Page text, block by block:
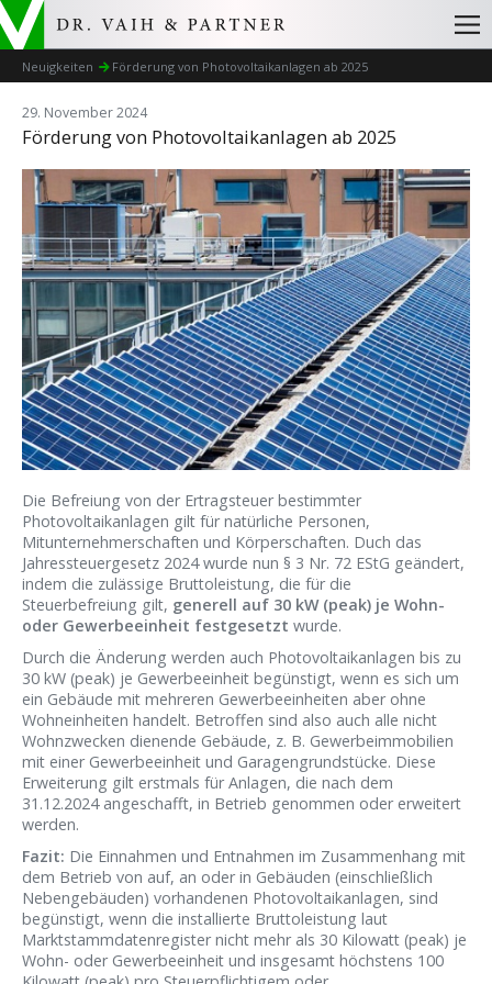
Neuigkeiten Förderung von Photovoltaikanlagen ab 2025
29. November 2024
Förderung von Photovoltaikanlagen ab 2025
Die Befreiung von der Ertragsteuer bestimmter
Photovoltaikanlagen gilt für natürliche Personen,
Mitunternehmerschaften und Körperschaften. Duch das
Jahressteuergesetz 2024 wurde nun § 3 Nr. 72 EStG geändert,
indem die zulässige Bruttoleistung, die für die
Steuerbefreiung gilt, generell auf 30 kW (peak) je Wohn-
oder Gewerbeeinheit festgesetzt wurde.
Durch die Änderung werden auch Photovoltaikanlagen bis zu
30 kW (peak) je Gewerbeeinheit begünstigt, wenn es sich um
ein Gebäude mit mehreren Gewerbeeinheiten aber ohne
Wohneinheiten handelt. Betroffen sind also auch alle nicht
Wohnzwecken dienende Gebäude, z. B. Gewerbeimmobilien
mit einer Gewerbeeinheit und Garagengrundstücke. Diese
Erweiterung gilt erstmals für Anlagen, die nach dem
31.12.2024 angeschafft, in Betrieb genommen oder erweitert
werden.
Fazit: Die Einnahmen und Entnahmen im Zusammenhang mit
dem Betrieb von auf, an oder in Gebäuden (einschließlich
Nebengebäuden) vorhandenen Photovoltaikanlagen, sind
begünstigt, wenn die installierte Bruttoleistung laut
Marktstammdatenregister nicht mehr als 30 Kilowatt (peak) je
Wohn- oder Gewerbeeinheit und insgesamt höchstens 100